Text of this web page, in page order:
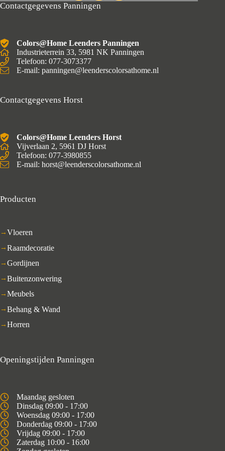
Contactgegevens Panningen
Colors@Home Leenders Panningen
Industrieterrein 33, 5981 NK Panningen
Telefoon: 077-3073377
E-mail: panningen@leenderscolorsathome.nl
Contactgegevens Horst
Colors@Home Leenders Horst
Vijverlaan 2, 5961 DJ Horst
Telefoon: 077-3980855
E-mail: horst@leenderscolorsathome.nl
Producten
Vloeren
Raamdecoratie
Gordijnen
Buitenzonwering
Meubels
Behang & Wand
Horren
Openingstijden Panningen
Maandag gesloten
Dinsdag 09:00 - 17:00
Woensdag 09:00 - 17:00
Donderdag 09:00 - 17:00
Vrijdag 09:00 - 17:00
Zaterdag 10:00 - 16:00